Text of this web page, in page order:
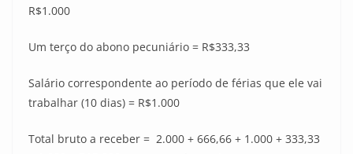
R$1.000
Um terço do abono pecuniário = R$333,33
Salário correspondente ao período de férias que ele vai
trabalhar (10 dias) = R$1.000
Total bruto a receber = 2.000 + 666,66 + 1.000 + 333,33